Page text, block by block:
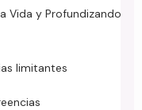
Vida y Profundizando
limitantes